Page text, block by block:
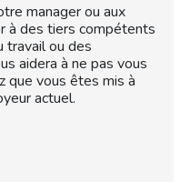
manager ou aux
à des tiers compétents
travail ou des
aidera à ne pas vous
que vous êtes mis à
actuel.